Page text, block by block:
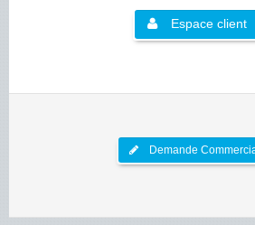
Espace client
Demande